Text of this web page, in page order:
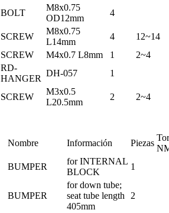
BOLT
M8x0.75
OD12mm
4
SCREW
M8x0.75
L14mm
4
12~14
SCREW M4x0.7 L8mm 1
2~4
RD-
HANGER
DH-057 1
SCREW
M3x0.5
L20.5mm
2
2~4
Nombre Información Piezas
BUMPER
for INTERNAL
BLOCK
1
BUMPER
for down tube;
seat tube length
405mm
2